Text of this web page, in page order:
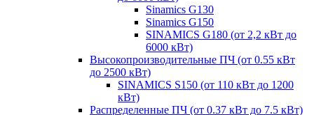
Sinamics G130
Sinamics G150
SINAMICS G180 (от 2,2 кВт до
6000 кВт)
Высокопроизводительные ПЧ (от 0.55 кВт
до 2500 кВт)
SINAMICS S150 (от 110 кВт до 1200
кВт)
Распределенные ПЧ (от 0.37 кВт до 7.5 кВт)